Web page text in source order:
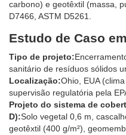
carbono) e geotêxtil (massa,
D7466, ASTM D5261.
Estudo de Caso
Tipo de projeto:
sanitário de resíduos sólidos
Localização:Ohio, EUA
supervisão regulatória pela
Projeto do sistema de
D):Solo vegetal 0,6 m,
geotêxtil (400 g/m²),